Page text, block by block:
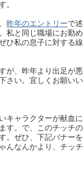
。
昨年のエントリーで
私と同じ職場にお勤
ひ私の息子に対する
が、昨年より出足が
さい。宜しくお願いい
キャラクターが献血
す。で、このチッチ
。ぜひ、下記バナー
んなんかより、チッ